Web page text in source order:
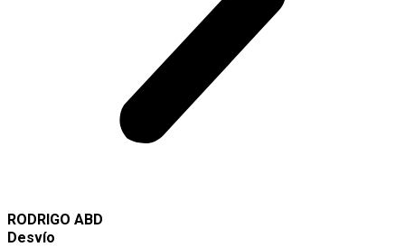
RODRIGO ABD
Desvío